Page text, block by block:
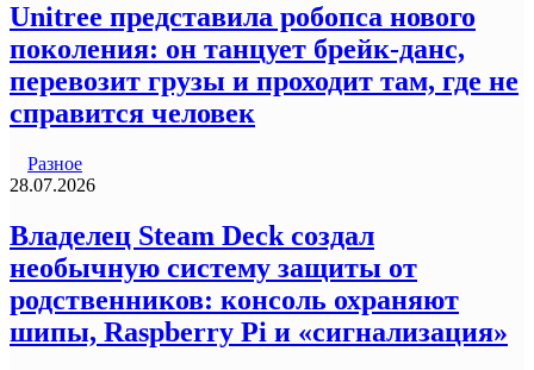
Unitree представила робопса нового
поколения: он танцует брейк-данс,
перевозит грузы и проходит там, где не
справится человек
Разное
28.07.2026
Владелец Steam Deck создал
необычную систему защиты от
родственников: консоль охраняют
шипы, Raspberry Pi и «сигнализация»